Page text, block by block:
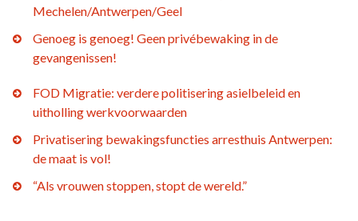
Mechelen/Antwerpen/Geel
Genoeg is genoeg! Geen privébewaking in de
gevangenissen!
FOD Migratie: verdere politisering asielbeleid en
uitholling werkvoorwaarden
Privatisering bewakingsfuncties arresthuis Antwerpen:
de maat is vol!
“Als vrouwen stoppen, stopt de wereld.”